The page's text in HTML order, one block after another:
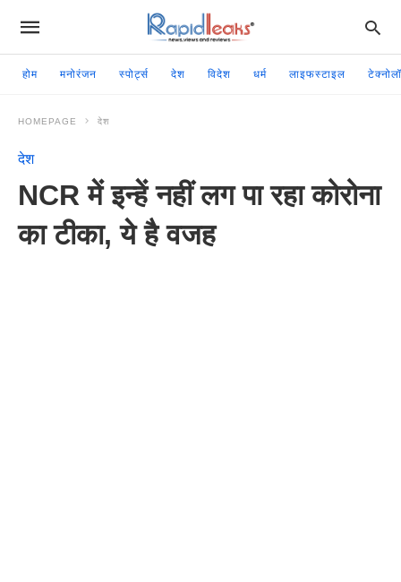
होम मनोरंजन स्पोर्ट्स देश विदेश धर्म लाइफस्टाइल
HOMEPAGE देश
देश
NCR में इन्हें नहीं लग पा रहा कोरोना
का टीका, ये है वजह